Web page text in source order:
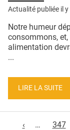
Actualité publiée il y
Notre humeur
consommons,
alimentation
...
LIRE LA SUITE
‹
… 347